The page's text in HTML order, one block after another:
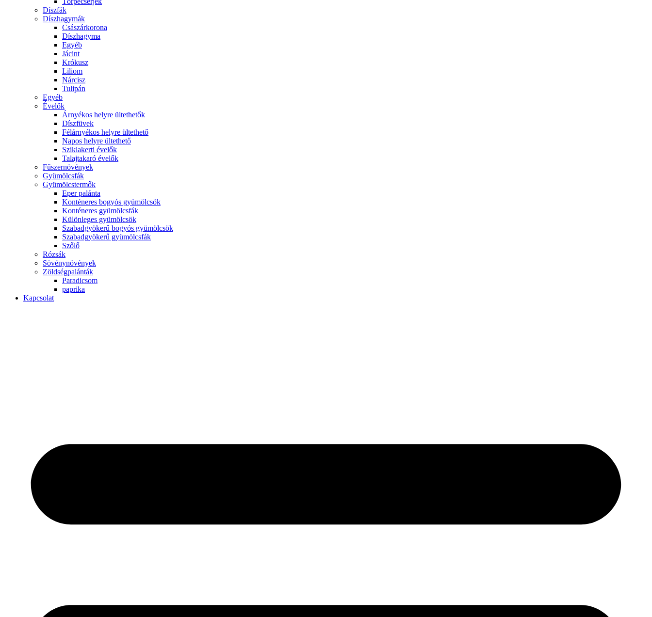
Díszfák
Díszhagymák
Császárkorona
Díszhagyma
Egyéb
Jácint
Krókusz
Liliom
Nárcisz
Tulipán
Egyéb
Évelők
Árnyékos helyre ültethetők
Díszfüvek
Félárnyékos helyre ültethető
Napos helyre ültethető
Sziklakerti évelők
Talajtakaró évelők
Fűszernövények
Gyümölcsfák
Gyümölcstermők
Eper palánta
Konténeres bogyós gyümölcsök
Konténeres gyümölcsfák
Különleges gyümölcsök
Szabadgyökerű bogyós gyümölcsök
Szabadgyökerű gyümölcsfák
Szőlő
Rózsák
Sövénynövények
Zöldségpalánták
Paradicsom
paprika
Kapcsolat